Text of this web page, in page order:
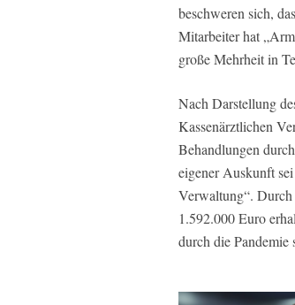
beschweren sich,
Mitarbeiter hat
große Mehrheit in
Nach Darstellung
Kassenärztlichen
Behandlungen
eigener Auskunft
Verwaltung“. Durch
1.592.000 Euro
durch die